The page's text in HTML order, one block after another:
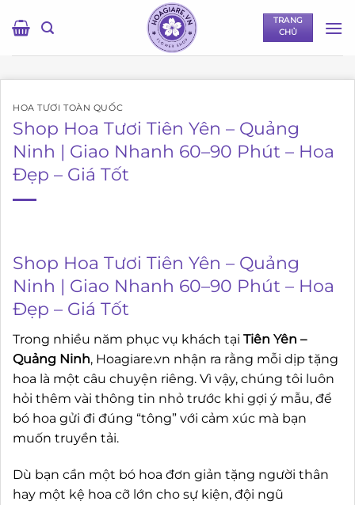
qua
TRANG
CHỦ
HOA TƯƠI TOÀN QUỐC
Shop Hoa Tươi Tiên Yên – Quảng
Ninh | Giao Nhanh 60–90 Phút – Hoa
Đẹp – Giá Tốt
Shop Hoa Tươi Tiên Yên – Quảng
Ninh | Giao Nhanh 60–90 Phút – Hoa
Đẹp – Giá Tốt
Trong nhiều năm phục vụ khách tại Tiên Yên –
Quảng Ninh, Hoagiare.vn nhận ra rằng mỗi dịp tặng
hoa là một câu chuyện riêng. Vì vậy, chúng tôi luôn
hỏi thêm vài thông tin nhỏ trước khi gợi ý mẫu, để
bó hoa gửi đi đúng “tông” với cảm xúc mà bạn
muốn truyền tải.
Dù bạn cần một bó hoa đơn giản tặng người thân
hay một kệ hoa cỡ lớn cho sự kiện, đội ngũ